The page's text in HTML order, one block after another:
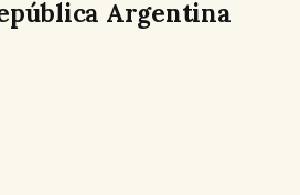
Argentina